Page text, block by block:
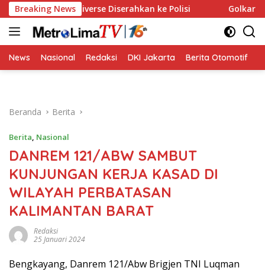
Langsung
ke
konten
Breaking News
Miss Universe Diserahkan ke Polisi Golkar Resmi
News Nasional Redaksi DKI Jakarta Berita Otomotif
Beranda Berita
Berita, Nasional
DANREM 121/ABW SAMBUT
KUNJUNGAN KERJA KASAD DI
WILAYAH PERBATASAN
KALIMANTAN BARAT
Redaksi
25 Januari 2024
Bengkayang, Danrem 121/Abw Brigjen TNI Luqman